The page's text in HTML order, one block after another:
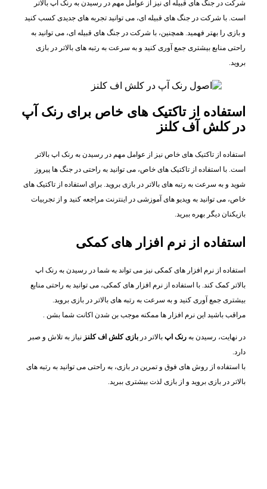
شرکت در جنگ های قبیله ای نیز از عوامل مهم در رسیدن به رنک اپ بالاتر
است. با شرکت در جنگ های قبیله ای، می توانید تجربه های جدیدی کسب کنید
و بازی را بهتر فهمید. همچنین، با شرکت در جنگ های قبیله ای، می توانید به
راحتی منابع بیشتری جمع آوری کنید و به سرعت به رتبه های بالاتر در بازی
بروید.
استفاده از تاکتیک های خاص برای رنک آپ
در کلش آف کلنز
استفاده از تاکتیک های خاص نیز از عوامل مهم در رسیدن به رنک اپ بالاتر
است. با استفاده از تاکتیک های خاص، می توانید به راحتی در جنگ ها پیروز
شوید و به سرعت به رتبه های بالاتر در بازی بروید. برای استفاده از تاکتیک های
خاص، می توانید به ویدیو های آموزشی در اینترنت مراجعه کنید و از تجربیات
بازیکنان دیگر بهره ببرید.
استفاده از نرم افزار های کمکی
استفاده از نرم افزار های کمکی نیز می تواند به شما در رسیدن به رنک اپ
بالاتر کمک کند. با استفاده از نرم افزار های کمکی، می توانید به راحتی منابع
بیشتری جمع آوری کنید و به سرعت به رتبه های بالاتر در بازی بروید.
مراقب باشید این نرم افزار ها ممکنه موجب بن شدن اکانت شما بشن .
در نهایت، رسیدن به رنک اپ بالاتر در بازی کلش اف کلنز نیاز به تلاش و صبر
دارد.
با استفاده از روش های فوق و تمرین در بازی، به راحتی می توانید به رتبه های
بالاتر در بازی بروید و از بازی لذت بیشتری ببرید.